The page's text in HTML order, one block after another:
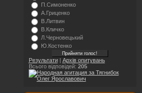
П.Симоненко
А.Гриценко
В.Литвин
В.Кличко
Л.Черновецький
Ю.Костенко
Результати| Архів опитувань
Всього відповідей: 205